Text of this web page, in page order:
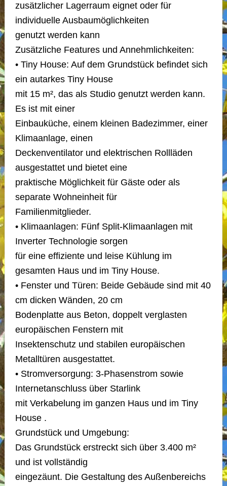
zusätzlicher Lagerraum eignet oder für
individuelle Ausbaumöglichkeiten
genutzt werden kann
Zusätzliche Features und Annehmlichkeiten:
• Tiny House: Auf dem Grundstück befindet sich
ein autarkes Tiny House
mit 15 m², das als Studio genutzt werden kann.
Es ist mit einer
Einbauküche, einem kleinen Badezimmer, einer
Klimaanlage, einen
Deckenventilator und elektrischen Rollläden
ausgestattet und bietet eine
praktische Möglichkeit für Gäste oder als
separate Wohneinheit für
Familienmitglieder.
• Klimaanlagen: Fünf Split-Klimaanlagen mit
Inverter Technologie sorgen
für eine effiziente und leise Kühlung im
gesamten Haus und im Tiny House.
• Fenster und Türen: Beide Gebäude sind mit 40
cm dicken Wänden, 20 cm
Bodenplatte aus Beton, doppelt verglasten
europäischen Fenstern mit
Insektenschutz und stabilen europäischen
Metalltüren ausgestattet.
• Stromversorgung: 3-Phasenstrom sowie
Internetanschluss über Starlink
mit Verkabelung im ganzen Haus und im Tiny
House .
Grundstück und Umgebung:
Das Grundstück erstreckt sich über 3.400 m²
und ist vollständig
eingezäunt. Die Gestaltung des Außenbereichs